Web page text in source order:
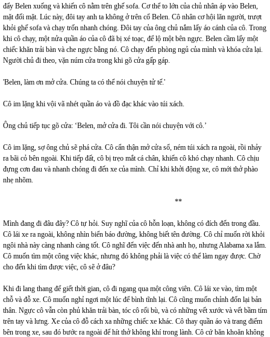
đẩy Belen xuống và khiến cô nằm trên ghế sofa. Cơ thể to lớn của chủ nhân áp vào Belen,
mặt đối mặt. Lúc này, đôi tay anh ta không ở trên cổ Belen. Cô nhân cơ hội lăn người, trượt
khỏi ghế sofa và chạy trốn nhanh chóng. Đôi tay của ông chủ nắm lấy áo cánh của cô. Trong
khi cô chạy, một nửa quần áo của cô đã bị xé toạc, để lộ một bên ngực. Belen cầm lấy một
chiếc khăn trải bàn và che ngực bằng nó. Cô chạy đến phòng ngủ của mình và khóa cửa lại.
Người chủ đi theo, vặn núm cửa trong khi gõ cửa gấp gáp.
'Belen, làm ơn mở cửa. Chúng ta có thể nói chuyện tử tế.'
Cô im lặng khi vội vã nhét quần áo và đồ đạc khác vào túi xách.
Ông chủ tiếp tục gõ cửa: ‘Belen, mở cửa đi. Tôi cần nói chuyện với cô.’
Cô im lặng, sợ ông chủ sẽ phá cửa. Cô cẩn thận mở cửa sổ, ném túi xách ra ngoài, rồi nhảy
ra bãi cỏ bên ngoài. Khi tiếp đất, cô bị trẹo mắt cá chân, khiến cô khó chạy nhanh. Cô chịu
đựng cơn đau và nhanh chóng đi đến xe của mình. Chỉ khi khởi động xe, cô mới thở phào
nhẹ nhõm.
**
Mình đang đi đâu đây? Cô tự hỏi. Suy nghĩ của cô hỗn loạn, không có đích đến trong đầu.
Cô lái xe ra ngoài, không nhìn biển báo đường, không biết tên đường. Cô chỉ muốn rời khỏi
ngôi nhà này càng nhanh càng tốt. Cô nghĩ đến việc đến nhà anh họ, nhưng Alabama xa lắm.
Cô muốn tìm một công việc khác, nhưng đó không phải là việc có thể làm ngay được. Chờ
cho đến khi tìm được việc, cô sẽ ở đâu?
Khi đi lang thang để giết thời gian, cô đi ngang qua một công viên. Cô lái xe vào, tìm một
chỗ và đỗ xe. Cô muốn nghỉ ngơi một lúc để bình tĩnh lại. Cô cũng muốn chỉnh đốn lại bản
thân. Ngực cô vẫn còn phủ khăn trải bàn, tóc cô rối bù, và có những vết xước và vết bầm tím
trên tay và lưng. Xe của cô đỗ cách xa những chiếc xe khác. Cô thay quần áo và trang điểm
bên trong xe, sau đó bước ra ngoài để hít thở không khí trong lành. Cô cứ băn khoăn không